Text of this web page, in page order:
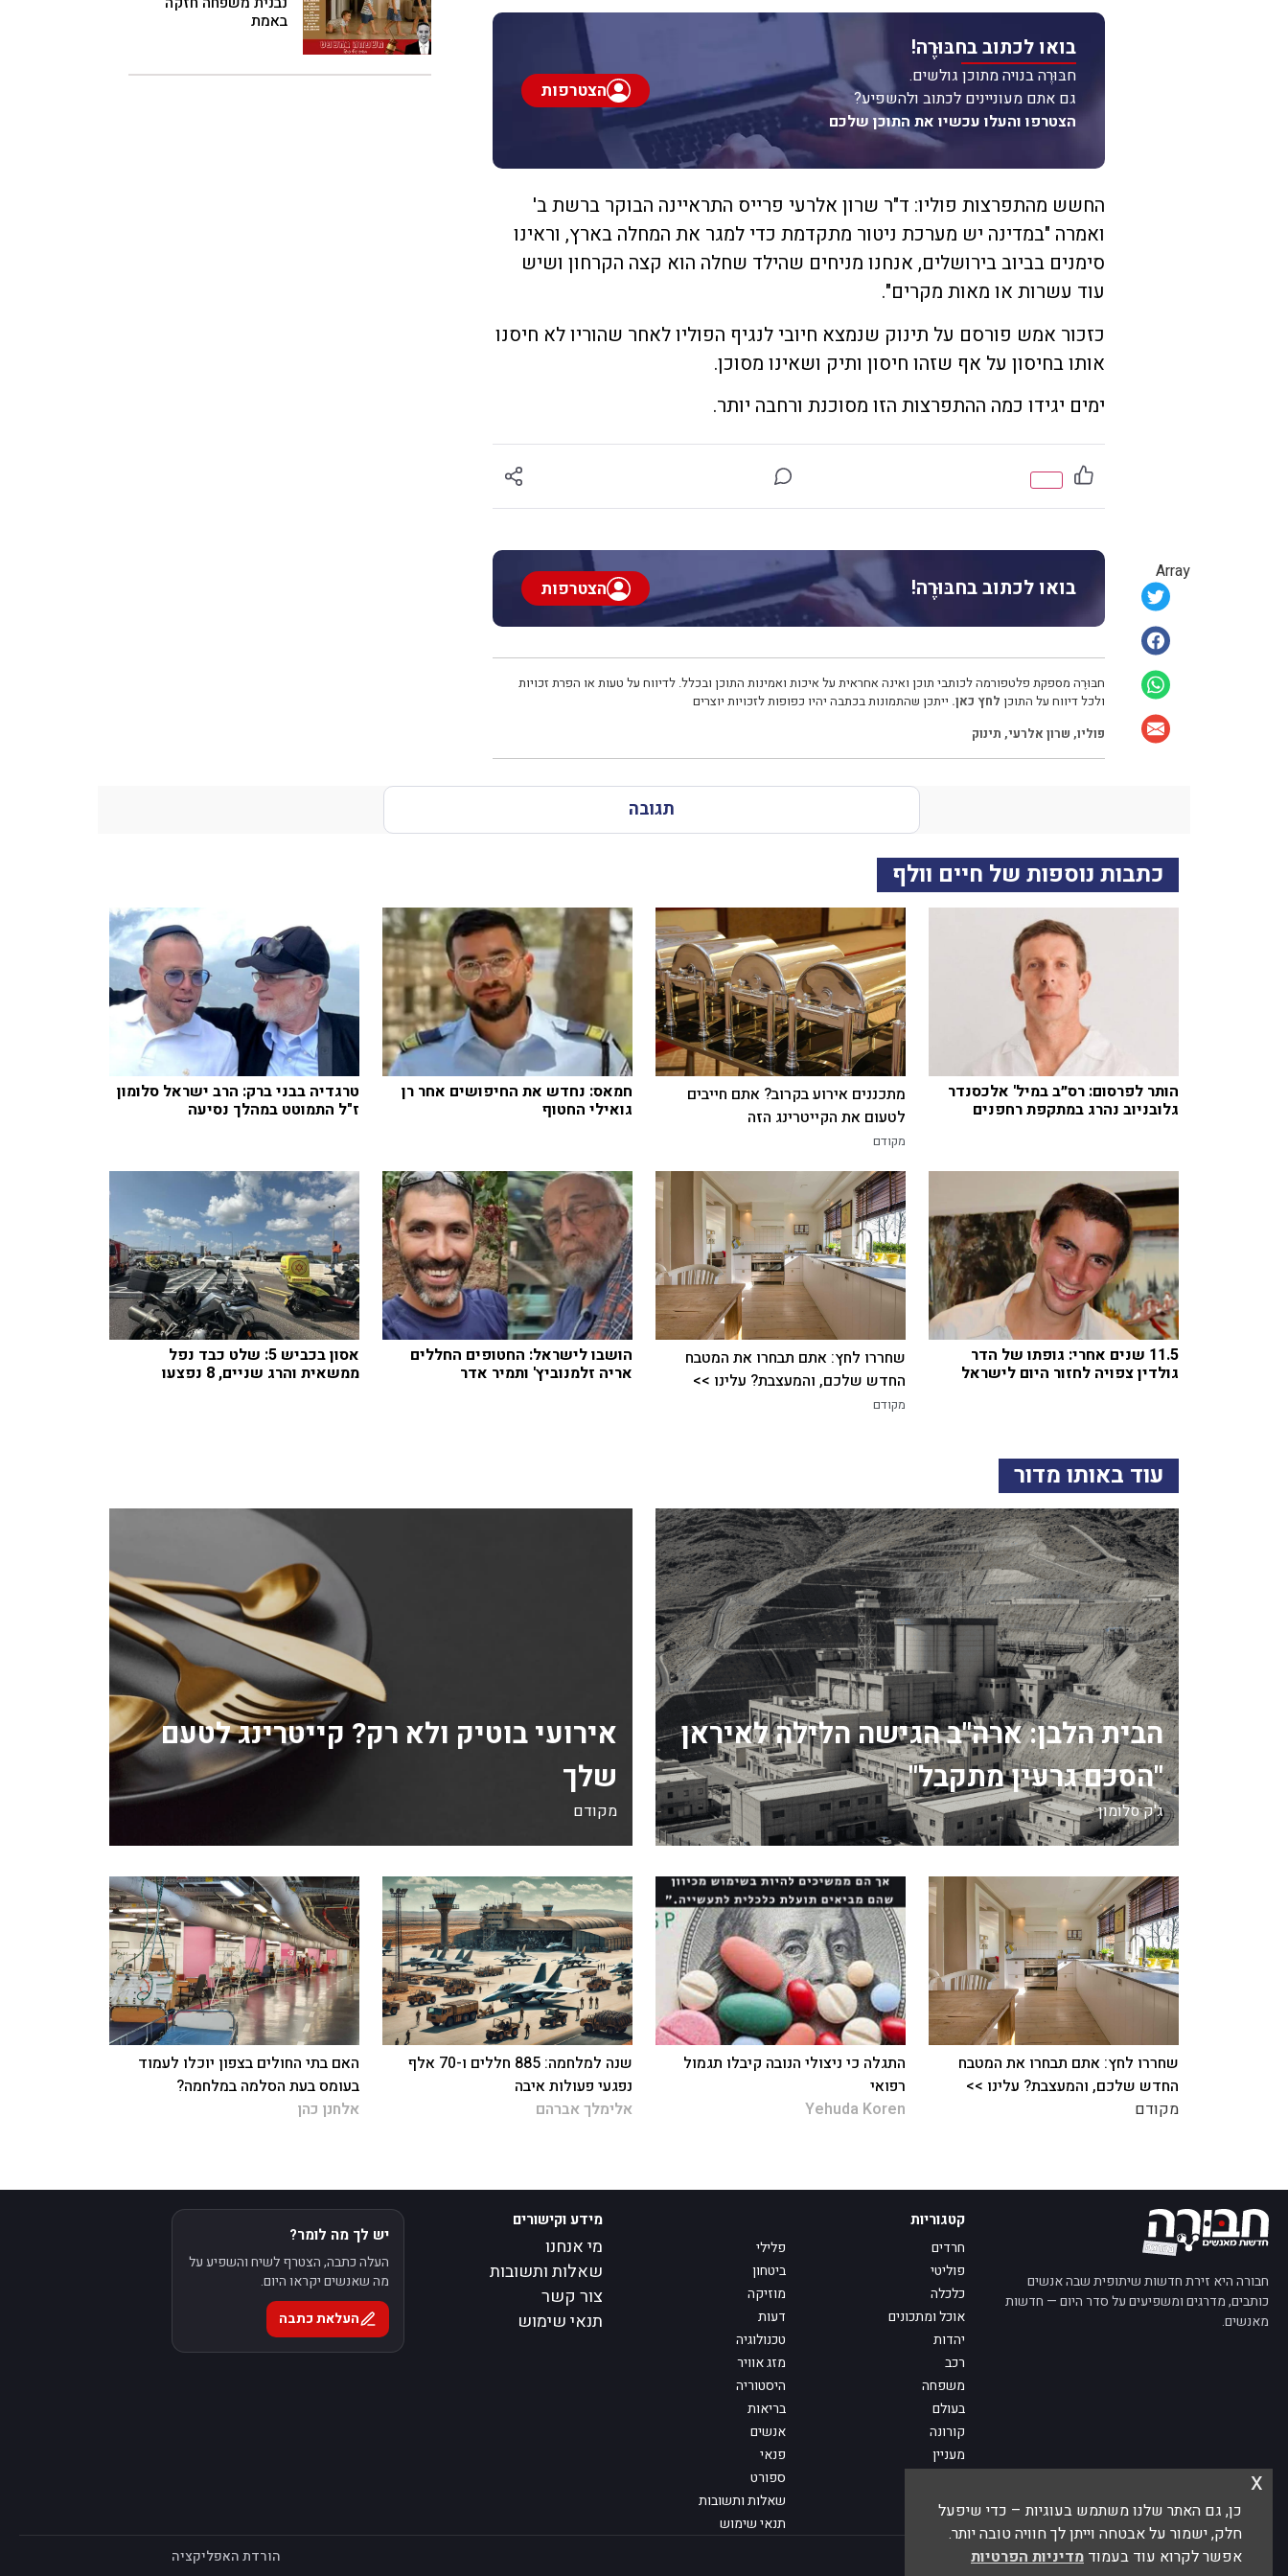
Array
בואו לכתוב בחבּוּרֶה!
חבּוּרֶה בנויה מתוכן גולשים.
גם אתם מעוניינים לכתוב ולהשפיע?
הצטרפו והעלו עכשיו את התוכן שלכם
הצטרפות
‏החשש מהתפרצות פוליו: ד"ר שרון אלרעי פרייס התראיינה הבוקר ברשת ב'
ואמרה "במדינה יש מערכת ניטור מתקדמת כדי למגר את המחלה בארץ, וראינו
סימנים בביוב בירושלים, אנחנו מניחים שהילד שחלה הוא קצה הקרחון ושיש
עוד עשרות או מאות מקרים".
כזכור אמש פורסם על תינוק שנמצא חיובי לנגיף הפוליו לאחר שהוריו לא חיסנו
אותו בחיסון על אף שזהו חיסון ותיק ושאינו מסוכן.
ימים יגידו כמה ההתפרצות הזו מסוכנת ורחבה יותר.
כן, גם האתר שלנו משתמש בעוגיות – כדי שיפעל
חלק, ישמור על אבטחה וייתן לך חוויה טובה יותר.
אפשר לקרוא עוד בעמוד מדיניות הפרטיות
x
בואו לכתוב בחבּוּרֶה! הצטרפות
חבּוּרֶה מספקת פלטפורמה לכותבי תוכן ואינה אחראית על איכות ואמינות התוכן ובכלל. לדיווח על טעות או הפרת זכויות
ולכל דיווח על התוכן לחץ כאן. ייתכן שהתמונות בכתבה יהיו כפופות לזכויות יוצרים
פוליו, שרון אלרעי, תינוק
באמת
תגובה
כתבות נוספות של חיים וולף
הותר לפרסום: רס״ב במיל' אלכסנדר
גלובניוב נהרג במתקפת רחפנים
מתכננים אירוע בקרוב? אתם חייבים
לטעום את הקייטרינג הזה
מקודם
חמאס: נחדש את החיפושים אחר רן
גואילי החטוף
טרגדיה בבני ברק: הרב ישראל סלומון
ז"ל התמוטט במהלך נסיעה
11.5 שנים אחרי: גופתו של הדר
גולדין צפויה לחזור היום לישראל
שחררו לחץ: אתם תבחרו את המטבח
החדש שלכם, והמעצבת? עלינו >>
מקודם
הושבו לישראל: החטופים החללים
אריה זלמנוביץ' ותמיר אדר
אסון בכביש 5: שלט כבד נפל
ממשאית והרג שניים, 8 נפצעו
עוד באותו מדור
הבית הלבן: ארה"ב הגישה הלילה לאיראן
"הסכם גרעין מתקבל"
ג'ק סלומון
אירועי בוטיק ולא רק? קייטרינג לטעם
שלך
מקודם
שחררו לחץ: אתם תבחרו את המטבח
החדש שלכם, והמעצבת? עלינו >>
מקודם
התגלה כי ניצולי הנובה קיבלו תגמול
רפואי
Yehuda Koren
שנה למלחמה: 885 חללים ו-70 אלף
נפגעי פעולות איבה
אלימלך אברהם
האם בתי החולים בצפון יוכלו לעמוד
בעומס בעת הסלמה במלחמה?
אלחנן כהן
חבורה היא זירת חדשות שיתופית שבה אנשים
כותבים, מדרגים ומשפיעים על סדר היום — חדשות
מאנשים.
קטגוריות
חרדים
פלילי
פוליטי
ביטחון
כלכלה
מוזיקה
אוכל ומתכונים
דעות
יהדות
טכנולוגיה
רכב
מזג אוויר
משפחה
היסטוריה
בעולם
בריאות
קורונה
אנשים
מעניין
פנאי
ספורט
מי אנחנו
שאלות ותשובות
תנאי שימוש
מידע וקישורים
מי אנחנו
שאלות ותשובות
צור קשר
תנאי שימוש
יש לך מה לומר?
העלה כתבה, הצטרף לשיח והשפיע על
מה שאנשים יקראו היום.
העלאת כתבה
הורדת האפליקציה